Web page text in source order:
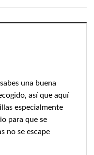
una buena
así que aquí
especialmente
para que se
no se escape